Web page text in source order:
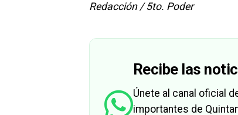
Redacción / 5to. Poder
Recibe las
Únete al canal oficial
importantes de